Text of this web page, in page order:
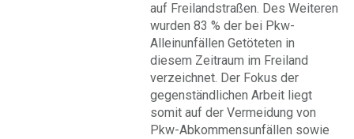
auf Freilandstraßen. Des Weiteren
wurden 83 % der bei Pkw-
Alleinunfällen Getöteten in
diesem Zeitraum im Freiland
verzeichnet. Der Fokus der
gegenständlichen Arbeit liegt
somit auf der Vermeidung von
Pkw-Abkommensunfällen sowie